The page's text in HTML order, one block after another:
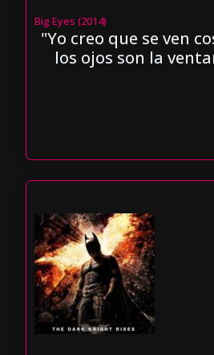
Big Eyes (2014)
"Yo creo que se ven
los ojos son la